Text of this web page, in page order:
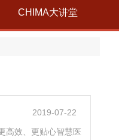
CHIMA大讲堂
2019-07-22
高效、更贴心智慧医